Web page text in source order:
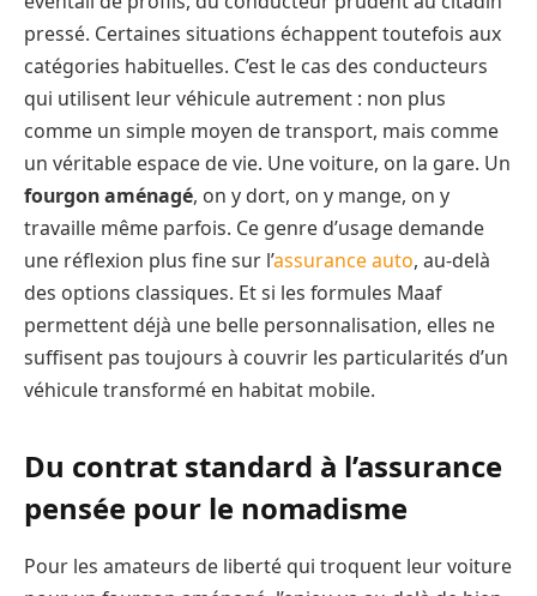
pressé. Certaines situations échappent toutefois aux
catégories habituelles. C’est le cas des conducteurs
qui utilisent leur véhicule autrement : non plus
comme un simple moyen de transport, mais comme
un véritable espace de vie. Une voiture, on la gare. Un
fourgon aménagé, on y dort, on y mange, on y
travaille même parfois. Ce genre d’usage demande
une réflexion plus fine sur l’assurance auto, au-delà
des options classiques. Et si les formules Maaf
permettent déjà une belle personnalisation, elles ne
suffisent pas toujours à couvrir les particularités d’un
véhicule transformé en habitat mobile.
Du contrat standard à l’assurance
pensée pour le nomadisme
Pour les amateurs de liberté qui troquent leur voiture